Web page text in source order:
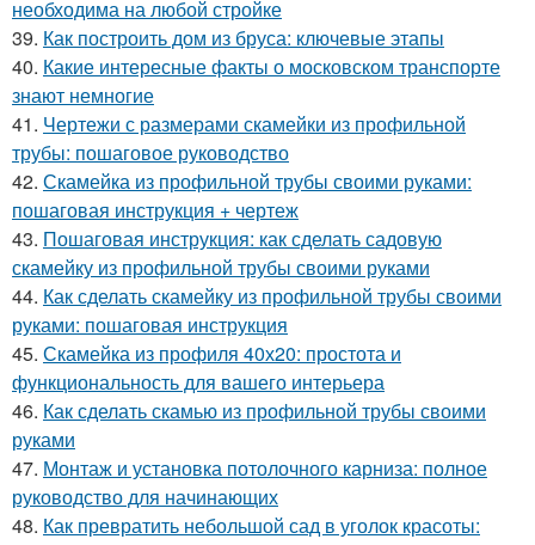
необходима на любой стройке
39. Как построить дом из бруса: ключевые этапы
40. Какие интересные факты о московском транспорте
знают немногие
41. Чертежи с размерами скамейки из профильной
трубы: пошаговое руководство
42. Скамейка из профильной трубы своими руками:
пошаговая инструкция + чертеж
43. Пошаговая инструкция: как сделать садовую
скамейку из профильной трубы своими руками
44. Как сделать скамейку из профильной трубы своими
руками: пошаговая инструкция
45. Скамейка из профиля 40х20: простота и
функциональность для вашего интерьера
46. Как сделать скамью из профильной трубы своими
руками
47. Монтаж и установка потолочного карниза: полное
руководство для начинающих
48. Как превратить небольшой сад в уголок красоты: